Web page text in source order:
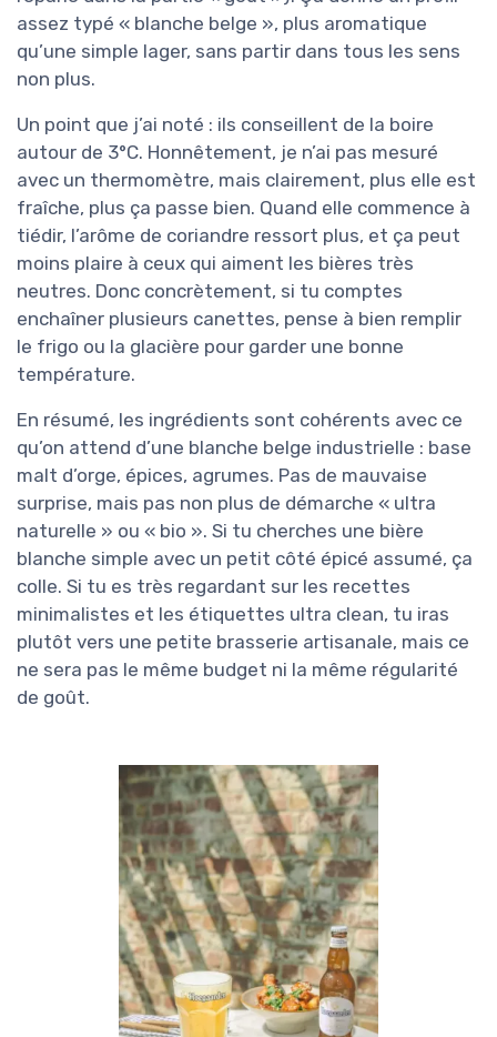
assez typé « blanche belge », plus aromatique
qu’une simple lager, sans partir dans tous les sens
non plus.
Un point que j’ai noté : ils conseillent de la boire
autour de 3°C. Honnêtement, je n’ai pas mesuré
avec un thermomètre, mais clairement, plus elle est
fraîche, plus ça passe bien. Quand elle commence à
tiédir, l’arôme de coriandre ressort plus, et ça peut
moins plaire à ceux qui aiment les bières très
neutres. Donc concrètement, si tu comptes
enchaîner plusieurs canettes, pense à bien remplir
le frigo ou la glacière pour garder une bonne
température.
En résumé, les ingrédients sont cohérents avec ce
qu’on attend d’une blanche belge industrielle : base
malt d’orge, épices, agrumes. Pas de mauvaise
surprise, mais pas non plus de démarche « ultra
naturelle » ou « bio ». Si tu cherches une bière
blanche simple avec un petit côté épicé assumé, ça
colle. Si tu es très regardant sur les recettes
minimalistes et les étiquettes ultra clean, tu iras
plutôt vers une petite brasserie artisanale, mais ce
ne sera pas le même budget ni la même régularité
de goût.